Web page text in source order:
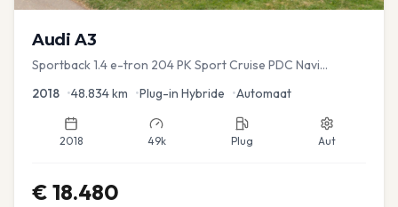
Audi A3
Sportback 1.4 e-tron 204 PK Sport Cruise PDC Navi
2018 •48.834km •Plug-in Hybride •Automaat
2018 49k Plug Aut
€ 18.480